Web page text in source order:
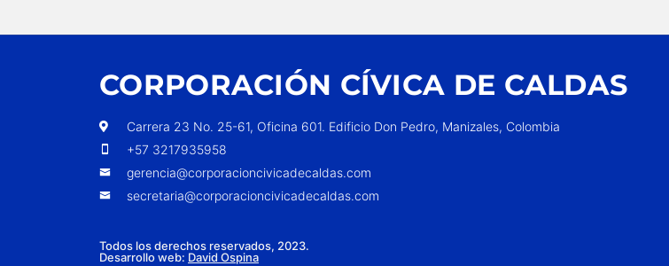
CORPORACIÓN CÍVICA DE CALDAS
Carrera 23 No. 25-61, Oficina 601. Edificio Don Pedro, Manizales, Colombia
+57 3217935958
gerencia@corporacioncivicadecaldas.com
secretaria@corporacioncivicadecaldas.com
Todos los derechos reservados, 2023.
Desarrollo web: David Ospina